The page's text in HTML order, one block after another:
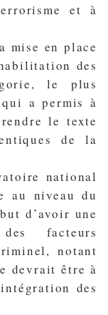
et à
mise en place
des
le plus
a permis à
le texte
de la
national
au niveau du
d’avoir une
facteurs
notant
devrait être à
des